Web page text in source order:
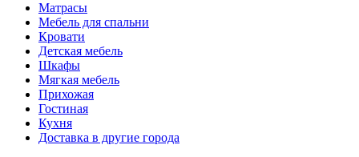
Матрасы
Мебель для спальни
Кровати
Детская мебель
Шкафы
Мягкая мебель
Прихожая
Гостиная
Кухня
Доставка в другие города